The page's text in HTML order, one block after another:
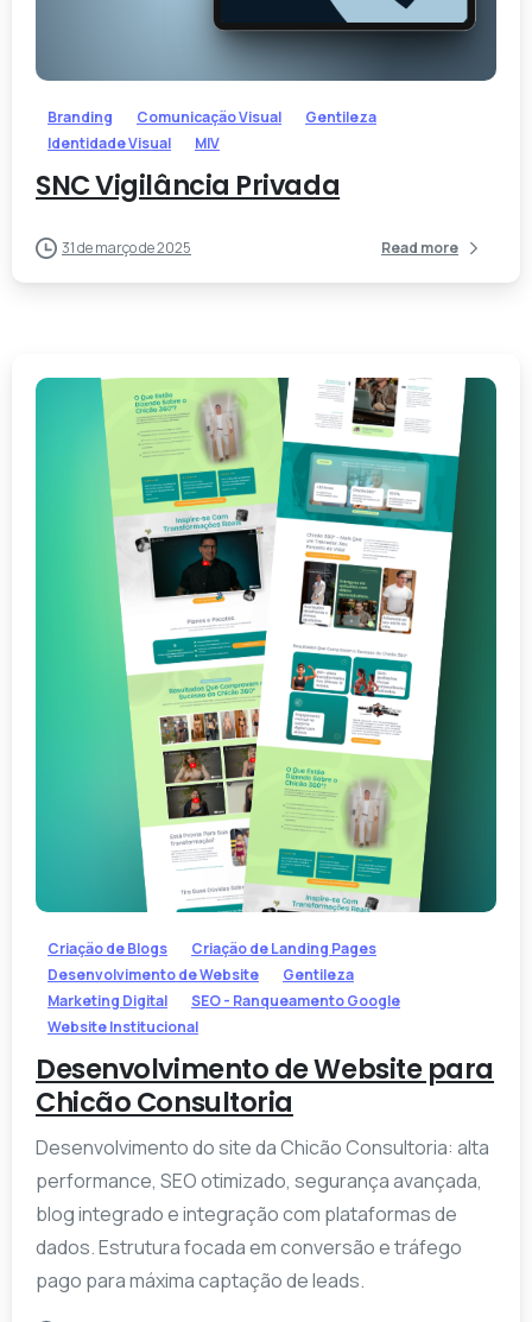
-
Branding Comunicação Visual
Gentileza
Identidade Visual
MIV
SNC Vigilância Privada
31 de março de 2025 Read more
Criação de Blogs
Criação de Landing Pages
Desenvolvimento de Website
Gentileza
Marketing Digital
SEO - Ranqueamento Google
Website Institucional
Desenvolvimento de Website para
Chicão Consultoria
Desenvolvimento do site da Chicão Consultoria: alta
performance, SEO otimizado, segurança avançada,
blog integrado e integração com plataformas de
dados. Estrutura focada em conversão e tráfego
pago para máxima captação de leads.